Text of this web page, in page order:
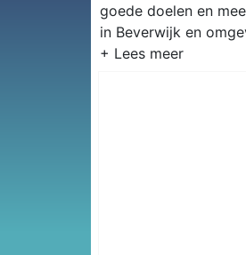
goede doelen en
in Beverwijk en